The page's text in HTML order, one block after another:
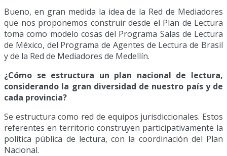
Bueno, en gran medida la idea de la Red de Mediadores
que nos proponemos construir desde el Plan de Lectura
toma como modelo cosas del Programa Salas de Lectura
de México, del Programa de Agentes de Lectura de Brasil
y de la Red de Mediadores de Medellín.
¿Cómo se estructura un plan nacional de lectura,
considerando la gran diversidad de nuestro país y de
cada provincia?
Se estructura como red de equipos jurisdiccionales. Estos
referentes en territorio construyen participativamente la
política pública de lectura, con la coordinación del Plan
Nacional.